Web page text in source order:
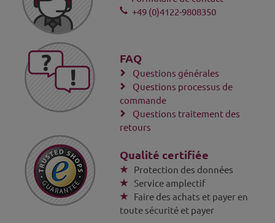
+49 (0)4122-9808350
FAQ
Questions générales
Questions processus de
commande
Questions traitement des
retours
Qualité certifiée
Protection des données
Service amplectif
Faire des achats et payer en
toute sécurité et payer